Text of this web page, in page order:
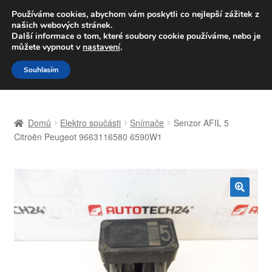
DOPRAVA od 139,-Kč
Volejte po-pá 9-16 704 494 494
Přeskočit
na
navigaci
Přejít
k
obsahu
Celosvětová doprava
Domů Elektro součásti Snímače
Senzor AFIL 5
Citroën Peugeot 9663116580 6590W1
🔍
Používáme cookies, abychom vám poskytli co nejlepší zážitek z
našich webových stránek.
Další informace o tom, které soubory cookie používáme, nebo je
můžete vypnout v nastavení.
Souhlasím